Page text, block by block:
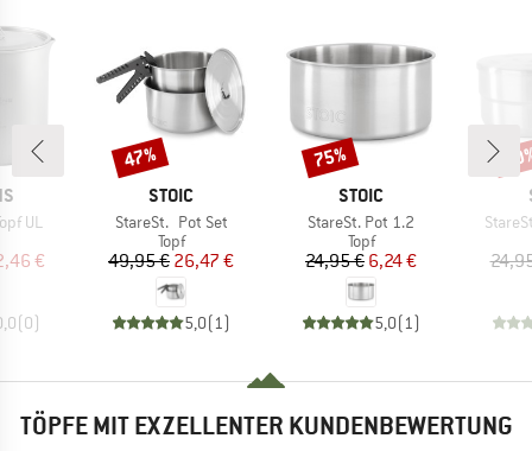
UL
Preis
€
(0)
MARKE
STOIC
Artikel
StareSt. Pot Set
Produktgruppe
Topf
Preis
49,95 €reduzierter Preis
26,47 €
5,0(1 )
Rabatt
47%
MARKE
STOIC
Artikel
StareSt. Pot 1.2
Produktgruppe
Topf
Preis
24,95 €reduzierter Preis
6,24 €
5,0(1 )
Rabatt
75%
Artikel
TÖPFE MIT EXZELLENTER KUNDENBEWERTUNG